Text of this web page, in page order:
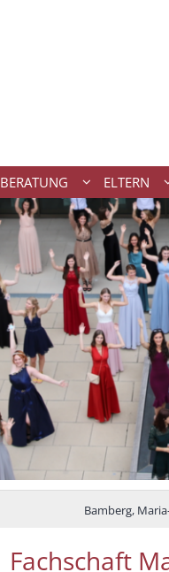
BERATUNG ELTERN
Bamberg,
Fachschaft